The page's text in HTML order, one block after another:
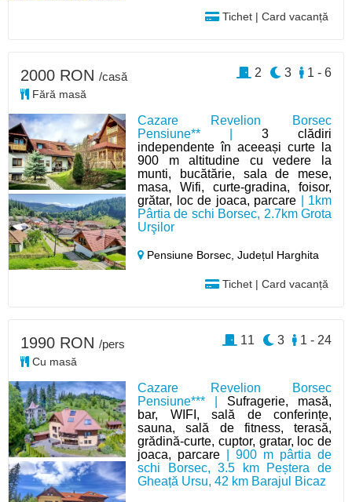
Tichet | Card vacanță
Cazare Revelion Borsec
Pensiune** |3 clădiri
independente în aceeași curte la
900 m altitudine cu vedere la
munti, bucătărie, sala de mese,
masa, Wifi, curte-gradina, foisor,
grătar, loc de joaca, parcare | 1km
Pârtia de schi Borsec, 2.7km Grota
Urşilor
Pensiune Borsec,Județul Harghita
Tichet | Card vacanță
2000 RON /casă
Fără masă
1 - 6
3
2
Cazare Revelion Borsec
Pensiune*** | Sufragerie, masă,
bar, WIFI, sală de conferințe,
sauna, sală de fitness, terasă,
grădină-curte, cuptor, gratar, loc de
joaca, parcare | 900 m pârtia de
schi Borsec, 3.5 km Peștera de
Gheață Ursu, 42 km Barajul Bicaz
1990 RON /pers
Cu masă
1 - 24
3
11